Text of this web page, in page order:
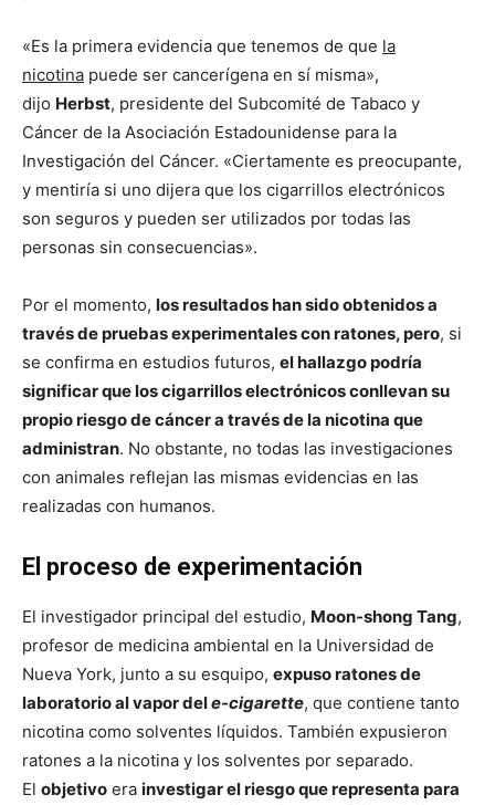
«Es la primera evidencia que tenemos de que la
nicotina puede ser cancerígena en sí misma»,
dijo Herbst, presidente del Subcomité de Tabaco y
Cáncer de la Asociación Estadounidense para la
Investigación del Cáncer. «Ciertamente es preocupante,
y mentiría si uno dijera que los cigarrillos electrónicos
son seguros y pueden ser utilizados por todas las
personas sin consecuencias».
Por el momento, los resultados han sido obtenidos a
través de pruebas experimentales con ratones, pero, si
se confirma en estudios futuros, el hallazgo podría
significar que los cigarrillos electrónicos conllevan su
propio riesgo de cáncer a través de la nicotina que
administran. No obstante, no todas las investigaciones
con animales reflejan las mismas evidencias en las
realizadas con humanos.
El proceso de experimentación
El investigador principal del estudio, Moon-shong Tang,
profesor de medicina ambiental en la Universidad de
Nueva York, junto a su esquipo, expuso ratones de
laboratorio al vapor dele-cigarette, que contiene tanto
nicotina como solventes líquidos. También expusieron
ratones a la nicotina y los solventes por separado.
El objetivo era investigar el riesgo que representa para